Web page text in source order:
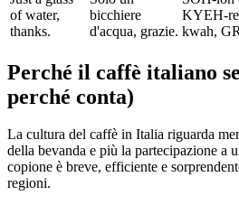
of water,
thanks.
bicchiere
d'acqua, grazie.
KYEH-
kwah,
Perché il caffè italiano
perché conta)
La cultura del caffè in Italia riguarda
della bevanda e più la partecipazione a
copione è breve, efficiente e
regioni.